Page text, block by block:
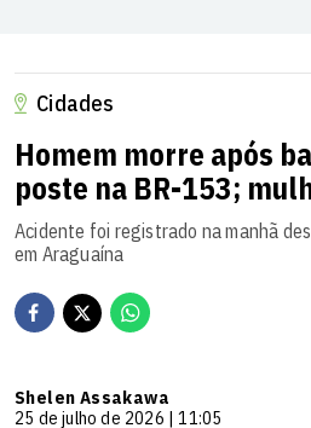
Cidades
Homem morre após
poste na BR-153;
Acidente foi registrado na manhã
em Araguaína
Shelen Assakawa
25 de julho de 2026 | 11:05